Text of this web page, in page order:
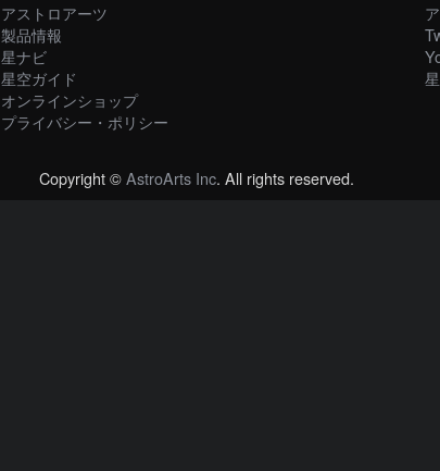
アストロアーツ
製品情報
星ナビ
星空ガイド
オンラインショップ
プライバシー・ポリシー
Copyright ©AstroArts Inc. All rights reserved.